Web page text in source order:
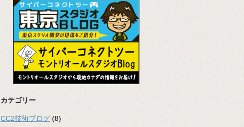
カテゴリー
CC2技術ブログ (8)